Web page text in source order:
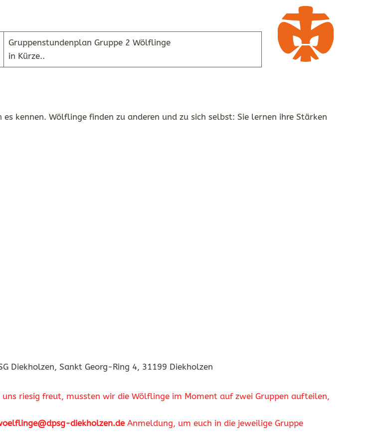
Gruppenstundenplan Gruppe 2 Wölflinge
in Kürze..
kennen. Wölflinge finden zu anderen und zu sich selbst: Sie lernen ihre Stärken
Diekholzen, Sankt Georg-Ring 4, 31199 Diekholzen
riesig freut, mussten wir die Wölflinge im Moment auf zwei Gruppen aufteilen,
diekholzen.deAnmeldung, um euch in die jeweilige Gruppe